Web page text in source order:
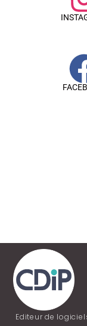
Editeur de